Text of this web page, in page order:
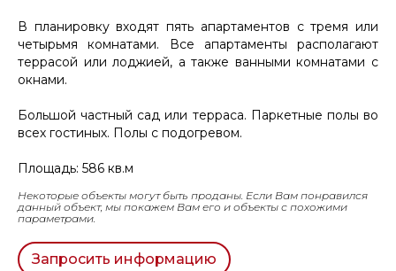
В планировку входят пять апартаментов с тремя или
четырьмя комнатами. Все апартаменты располагают
террасой или лоджией, а также ванными комнатами с
окнами.
Большой частный сад или терраса. Паркетные полы во
всех гостиных. Полы с подогревом.
Площадь: 586 кв.м
Некоторые объекты могут быть проданы. Если Вам понравился
данный объект, мы покажем Вам его и объекты с похожими
параметрами.
Запросить информацию